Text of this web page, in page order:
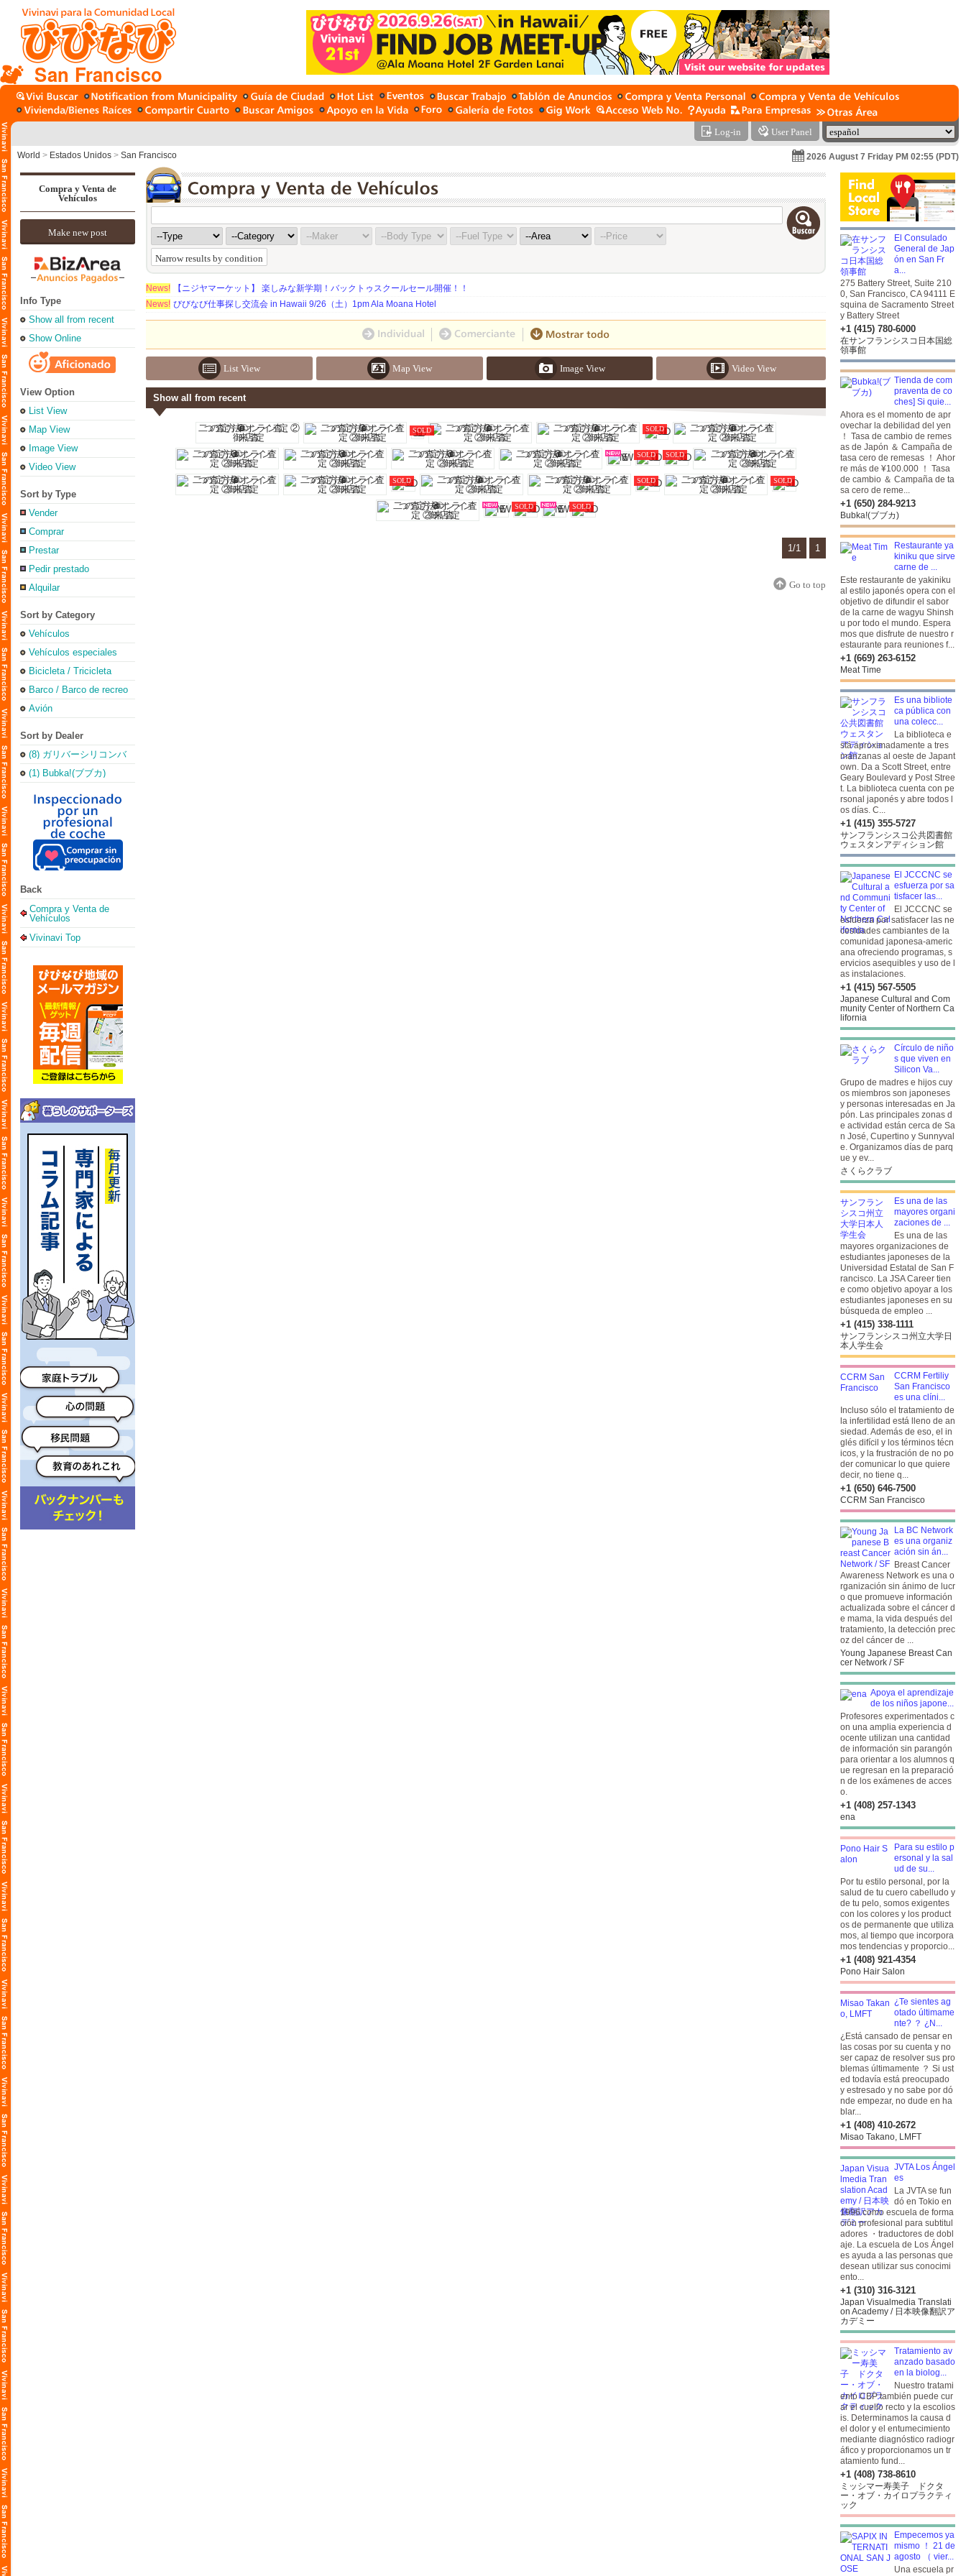
San Francisco
Log-in User Panel
World > Estados Unidos > San Francisco 2026 August 7 Friday PM 02:55 (PDT)
Compra y Venta de
Vehículos
Make new post
Info Type
Show all from recent
Show Online
View Option
List View
Map View
Image View
Video View
Sort by Type
Vender
Comprar
Prestar
Pedir prestado
Alquilar
Sort by Category
Vehículos
Vehículos especiales
Bicicleta / Tricicleta
Barco / Barco de recreo
Avión
Sort by Dealer
(8) ガリバーシリコンバ
レー店
(1) Bubka!(ブブカ)
Back
Compra y Venta de
Vehículos
Vivinavi Top
Narrow results by condition
News!
【ニジヤマーケット】 楽しみな新学期！バックトゥスクールセール開催！！
News! びびなび仕事探し交流会 in Hawaii 9/26（土）1pm Ala Moana Hotel
List View Map View Image View Video View
Show all from recent
SOLD SOLD
SOLD SOLD
SOLD SOLD SOLD
SOLD SOLD
1/1 1
Go to top
El Consulado
General de Jap
ón en San Fr
a...
275 Battery Street, Suite 210
0, San Francisco, CA 94111 E
squina de Sacramento Street
y Battery Street
+1 (415) 780-6000
在サンフランシスコ日本国総
領事館
Tienda de com
praventa de co
ches] Si quie...
Ahora es el momento de apr
ovechar la debilidad del yen
！ Tasa de cambio de remes
as de Japón ＆ Campaña de
tasa cero de remesas ！ Ahor
re más de ¥100.000 ！ Tasa
de cambio ＆ Campaña de ta
sa cero de reme...
+1 (650) 284-9213
Bubka!(ブブカ)
Restaurante ya
kiniku que sirve
carne de ...
Este restaurante de yakiniku
al estilo japonés opera con el
objetivo de difundir el sabor
de la carne de wagyu Shinsh
u por todo el mundo. Espera
mos que disfrute de nuestro r
estaurante para reuniones f...
+1 (669) 263-6152
Meat Time
Es una bibliote
ca pública con
una colecc...
La biblioteca e
stá aproximadamente a tres
manzanas al oeste de Japant
own. Da a Scott Street, entre
Geary Boulevard y Post Stree
t. La biblioteca cuenta con pe
rsonal japonés y abre todos l
os días. C...
+1 (415) 355-5727
サンフランシスコ公共図書館
ウェスタンアディション館
El JCCCNC se
esfuerza por sa
tisfacer las...
El JCCCNC se
esfuerza por satisfacer las ne
cesidades cambiantes de la
comunidad japonesa-americ
ana ofreciendo programas, s
ervicios asequibles y uso de l
as instalaciones.
+1 (415) 567-5505
Japanese Cultural and Com
munity Center of Northern Ca
lifornia
Círculo de niño
s que viven en
Silicon Va...
Grupo de madres e hijos cuy
os miembros son japoneses
y personas interesadas en Ja
pón. Las principales zonas d
e actividad están cerca de Sa
n José, Cupertino y Sunnyval
e. Organizamos días de parq
ue y ev...
さくらクラブ
Es una de las
mayores organi
zaciones de ...
Es una de las
mayores organizaciones de
estudiantes japoneses de la
Universidad Estatal de San F
rancisco. La JSA Career tien
e como objetivo apoyar a los
estudiantes japoneses en su
búsqueda de empleo ...
+1 (415) 338-1111
サンフランシスコ州立大学日
本人学生会
CCRM Fertiliy
San Francisco
es una clíni...
Incluso sólo el tratamiento de
la infertilidad está lleno de an
siedad. Además de eso, el in
glés difícil y los términos técn
icos, y la frustración de no po
der comunicar lo que quiere
decir, no tiene q...
+1 (650) 646-7500
CCRM San Francisco
La BC Network
es una organiz
ación sin án...
Breast Cancer
Awareness Network es una o
rganización sin ánimo de lucr
o que promueve información
actualizada sobre el cáncer d
e mama, la vida después del
tratamiento, la detección prec
oz del cáncer de ...
Young Japanese Breast Can
cer Network / SF
Apoya el aprendizaje
de los niños japone...
Profesores experimentados c
on una amplia experiencia d
ocente utilizan una cantidad
de información sin parangón
para orientar a los alumnos q
ue regresan en la preparació
n de los exámenes de acces
o.
+1 (408) 257-1343
ena
Para su estilo p
ersonal y la sal
ud de su...
Por tu estilo personal, por la
salud de tu cuero cabelludo y
de tu pelo, somos exigentes
con los colores y los product
os de permanente que utiliza
mos, al tiempo que incorpora
mos tendencias y proporcio...
+1 (408) 921-4354
Pono Hair Salon
¿Te sientes ag
otado últimame
nte? ？ ¿N...
¿Está cansado de pensar en
las cosas por su cuenta y no
ser capaz de resolver sus pro
blemas últimamente ？ Si ust
ed todavía está preocupado
y estresado y no sabe por dó
nde empezar, no dude en ha
blar...
+1 (408) 410-2672
Misao Takano, LMFT
JVTA Los Ángel
es
La JVTA se fun
dó en Tokio en
1996 como escuela de forma
ción profesional para subtitul
adores ・traductores de dobl
aje. La escuela de Los Ángel
es ayuda a las personas que
desean utilizar sus conocimi
ento...
+1 (310) 316-3121
Japan Visualmedia Translati
on Academy / 日本映像翻訳ア
カデミー
Tratamiento av
anzado basado
en la biolog...
Nuestro tratami
ento CBP también puede cur
ar el cuello recto y la escolios
is. Determinamos la causa d
el dolor y el entumecimiento
mediante diagnóstico radiogr
áfico y proporcionamos un tr
atamiento fund...
+1 (408) 738-8610
ミッシマー寿美子 ドクタ
ー・オブ・カイロプラクティ
ック
Empecemos ya
mismo ！ 21 de
agosto （ vier...
Una escuela pr